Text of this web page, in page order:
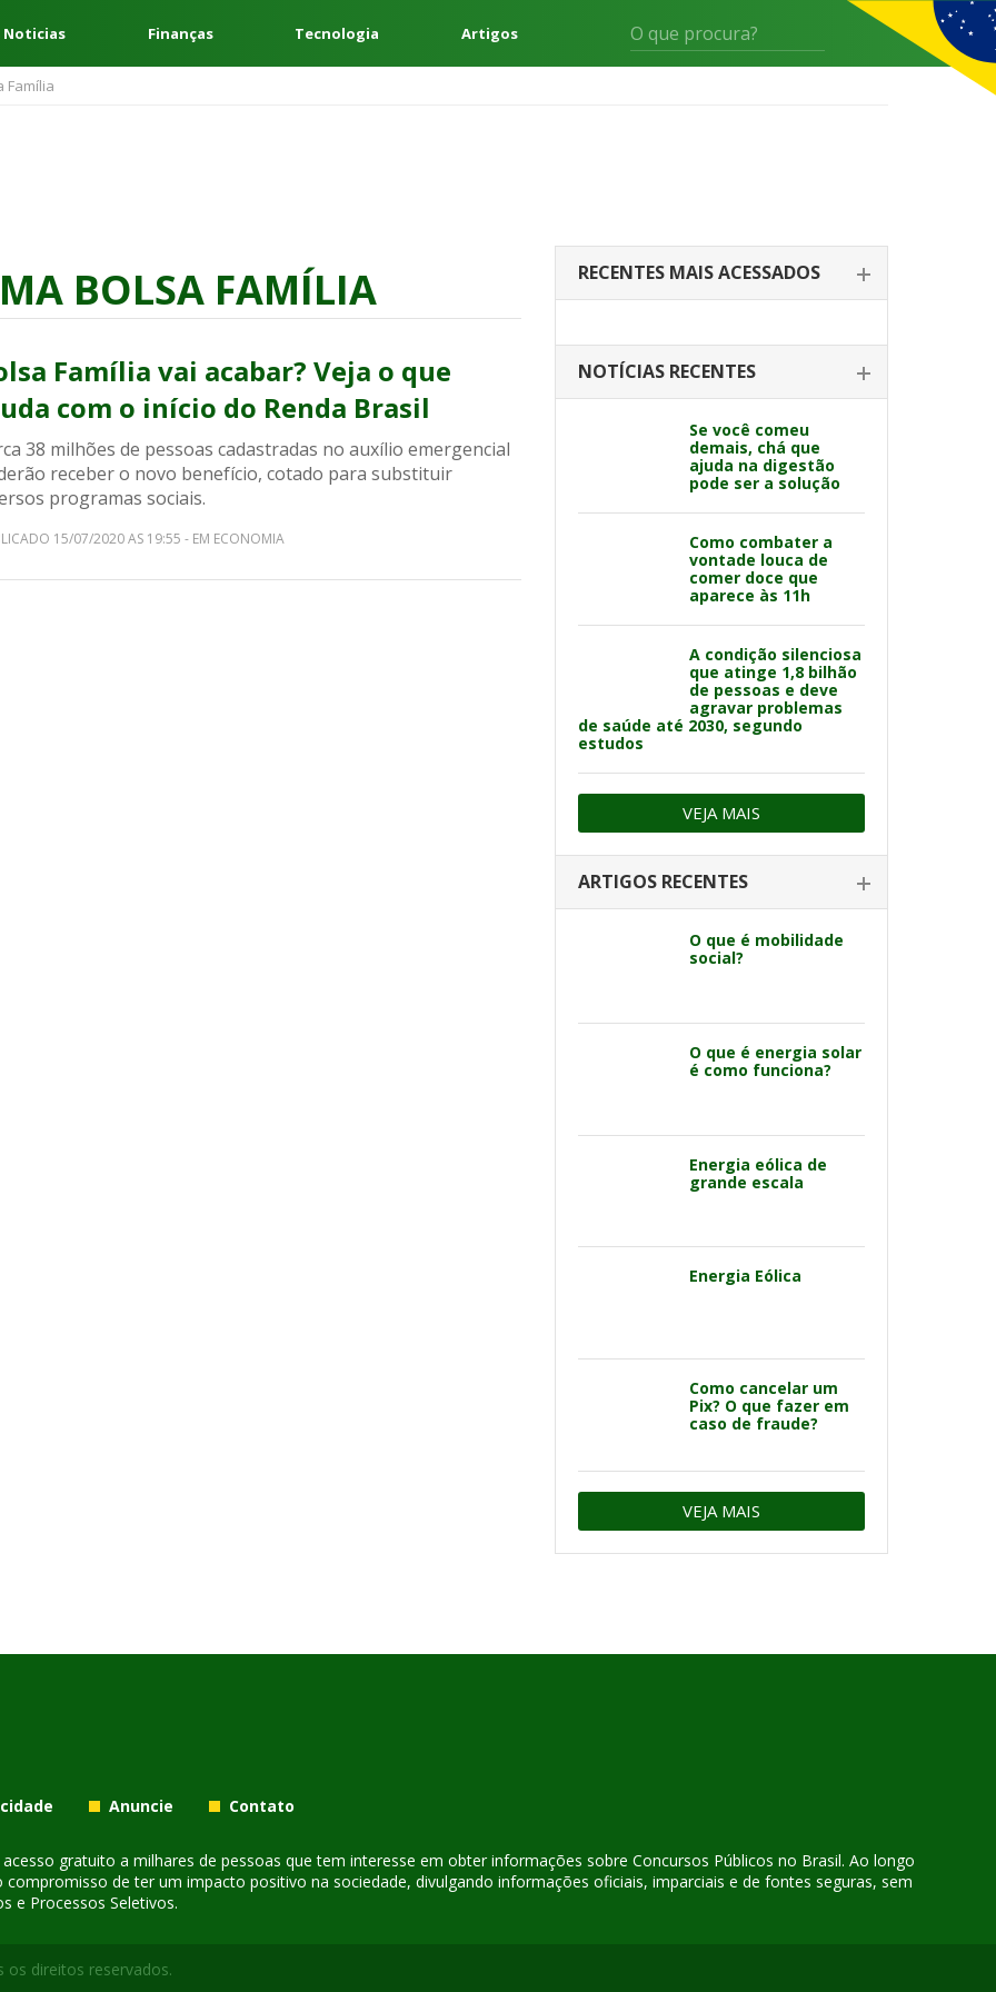
Noticias Finanças Tecnologia Artigos
Família
BOLSA FAMÍLIA
Família vai acabar? Veja o que
com o início do Renda Brasil
38 milhões de pessoas cadastradas no auxílio emergencial
receber o novo benefício, cotado para substituir
programas sociais.
15/07/2020 AS 19:55 - EM ECONOMIA
RECENTES MAIS ACESSADOS
NOTÍCIAS RECENTES
Se você comeu
demais, chá que
ajuda na digestão
pode ser a solução
Como combater a
vontade louca de
comer doce que
aparece às 11h
A condição silenciosa
que atinge 1,8 bilhão
de pessoas e deve
agravar problemas
de saúde até 2030, segundo
estudos
VEJA MAIS
ARTIGOS RECENTES
O que é mobilidade
social?
O que é energia solar
é como funciona?
Energia eólica de
grande escala
Energia Eólica
Como cancelar um
Pix? O que fazer em
caso de fraude?
VEJA MAIS
Anuncie Contato
gratuito a milhares de pessoas que tem interesse em obter informações sobre Concursos Públicos no Brasil. Ao longo
de ter um impacto positivo na sociedade, divulgando informações oficiais, imparciais e de fontes seguras, sem
e Processos Seletivos.
os direitos reservados.